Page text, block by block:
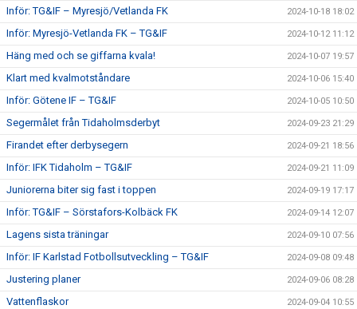
Inför: TG&IF – Myresjö/Vetlanda FK 2024-10-18 18:02
Inför: Myresjö-Vetlanda FK – TG&IF 2024-10-12 11:12
Häng med och se giffarna kvala! 2024-10-07 19:57
Klart med kvalmotståndare 2024-10-06 15:40
Inför: Götene IF – TG&IF 2024-10-05 10:50
Segermålet från Tidaholmsderbyt 2024-09-23 21:29
Firandet efter derbysegern 2024-09-21 18:56
Inför: IFK Tidaholm – TG&IF 2024-09-21 11:09
Juniorerna biter sig fast i toppen 2024-09-19 17:17
Inför: TG&IF – Sörstafors-Kolbäck FK 2024-09-14 12:07
Lagens sista träningar 2024-09-10 07:56
Inför: IF Karlstad Fotbollsutveckling – TG&IF 2024-09-08 09:48
Justering planer 2024-09-06 08:28
Vattenflaskor 2024-09-04 10:55